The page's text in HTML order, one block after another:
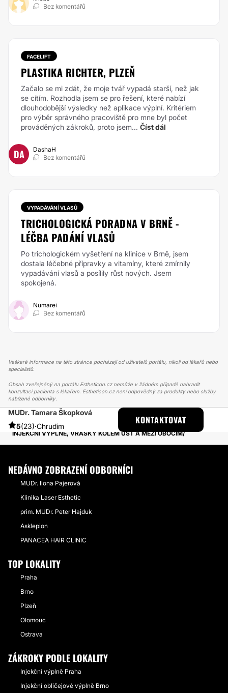
Bez komentářů
FACELIFT
PLASTIKA RICHTER, PLZEŇ
Začalo se mi zdát, že moje tvář vypadá starší, než jak
se cítím. Rozhodla jsem se pro řešení, které nabízí
dlouhodobější výsledky než aplikace výplní. Kritériem
pro výběr správného pracoviště pro mne byl počet
prováděných zákroků, proto jsem... Číst dál
DA
DashaH
Bez komentářů
VYPADÁVÁNÍ VLASŮ
TRICHOLOGICKÁ PORADNA V BRNĚ -
LÉČBA PADÁNÍ VLASŮ
Po trichologickém vyšetření na klinice v Brně, jsem
dostala léčebné přípravky a vitamíny, které zmírnily
vypadávání vlasů a posílily růst nových. Jsem
spokojená.
Numarei
Bez komentářů
Veškeré informace na této stránce pocházejí od uživatelů portálu, nikoli od lékařů nebo
specialistů.
Obsah zveřejněný na portálu Estheticon.cz nemůže v žádném případě nahradit
konzultaci pacienta s lékařem. Estheticon.cz není odpovědný za produkty nebo služby
nabízené odborníky.
MUDr. Tamara Škopková
5(23)·Chrudim
KONTAKTOVAT
ESTHETICON
PŘÍBĚHY
PŘÍBĚHY TÝKAJÍCÍ SE ZÁKROKU INJEKČNÍ VÝPLNĚ
INJEKČNÍ VÝPLNĚ, VRÁSKY KOLEM ÚST A MEZI OBOČÍM
NEDÁVNO ZOBRAZENÍ ODBORNÍCI
MUDr. Ilona Pajerová
Klinika Laser Esthetic
prim. MUDr. Peter Hajduk
Asklepion
PANACEA HAIR CLINIC
TOP LOKALITY
Praha
Brno
Plzeň
Olomouc
Ostrava
ZÁKROKY PODLE LOKALITY
Injekční výplně Praha
Injekční obličejové výplně Brno